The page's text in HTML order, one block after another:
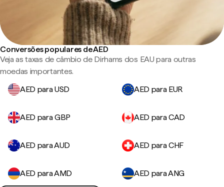
Conversões populares de AED
Veja as taxas de câmbio de Dirhams dos EAU para outras
moedas importantes.
AED para USD
AED para EUR
AED para GBP AED para CAD
AED para AUD AED para CHF
AED para AMD
AED para ANG